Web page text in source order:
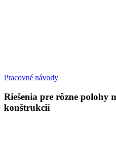
Pracovné návody
Riešenia pre rôzne polohy
konštrukcií